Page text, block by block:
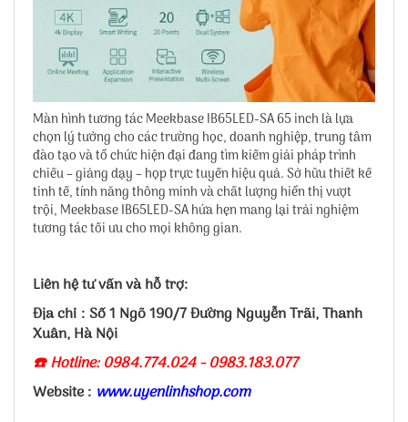
Màn hình tương tác Meekbase IB65LED-SA 65 inch là lựa
chọn lý tưởng cho các trường học, doanh nghiệp, trung tâm
đào tạo và tổ chức hiện đại đang tìm kiếm giải pháp trình
chiếu – giảng dạy – họp trực tuyến hiệu quả. Sở hữu thiết kế
tinh tế, tính năng thông minh và chất lượng hiển thị vượt
trội, Meekbase IB65LED-SA hứa hẹn mang lại trải nghiệm
tương tác tối ưu cho mọi không gian.
Liên hệ tư vấn và hỗ trợ:
Địa chỉ : Số 1 Ngõ 190/7 Đường Nguyễn Trãi, Thanh
Xuân, Hà Nội
☎️ Hotline: 0984.774.024 - 0983.183.077
Website : www.uyenlinhshop.com